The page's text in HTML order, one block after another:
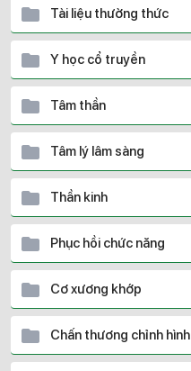
Tài liệu thường thức
Y học cổ truyền
Tâm thần
Tâm lý lâm sàng
Thần kinh
Phục hồi chức năng
Cơ xương khớp
Chấn thương chỉnh hình